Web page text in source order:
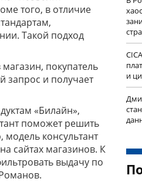
того, в отличие
Такой подход
покупатель
запрос и получает
«Билайн»,
поможет решить
модель консультант
сайтах магазинов. К
выдачу по
и